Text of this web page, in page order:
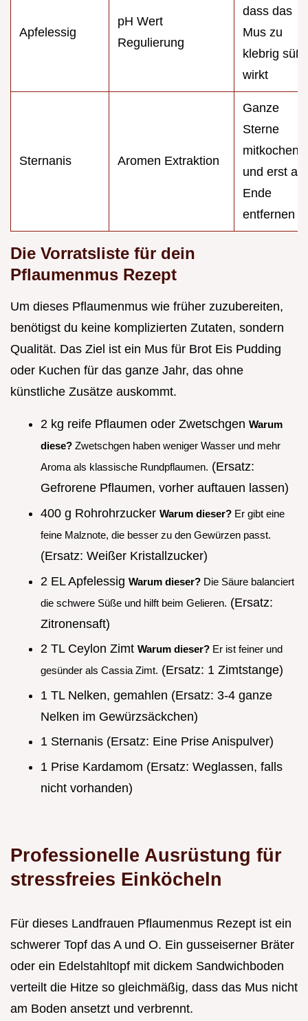
Apfelessig
pH Wert
Regulierung
dass das
Mus zu
klebrig süß
wirkt
Sternanis Aromen Extraktion
Ganze
Sterne
mitkochen
und erst am
Ende
entfernen
Die Vorratsliste für dein
Pflaumenmus Rezept
Um dieses Pflaumenmus wie früher zuzubereiten,
benötigst du keine komplizierten Zutaten, sondern
Qualität. Das Ziel ist ein Mus für Brot Eis Pudding
oder Kuchen für das ganze Jahr, das ohne
künstliche Zusätze auskommt.
2 kg reife Pflaumen oder Zwetschgen Warum
diese? Zwetschgen haben weniger Wasser und mehr
Aroma als klassische Rundpflaumen. (Ersatz:
Gefrorene Pflaumen, vorher auftauen lassen)
400 g Rohrohrzucker Warum dieser? Er gibt eine
feine Malznote, die besser zu den Gewürzen passt.
(Ersatz: Weißer Kristallzucker)
2 EL Apfelessig Warum dieser? Die Säure balanciert
die schwere Süße und hilft beim Gelieren. (Ersatz:
Zitronensaft)
2 TL Ceylon Zimt Warum dieser? Er ist feiner und
gesünder als Cassia Zimt. (Ersatz: 1 Zimtstange)
1 TL Nelken, gemahlen (Ersatz: 3-4 ganze
Nelken im Gewürzsäckchen)
1 Sternanis (Ersatz: Eine Prise Anispulver)
1 Prise Kardamom (Ersatz: Weglassen, falls
nicht vorhanden)
Professionelle Ausrüstung für
stressfreies Einköcheln
Für dieses Landfrauen Pflaumenmus Rezept ist ein
schwerer Topf das A und O. Ein gusseiserner Bräter
oder ein Edelstahltopf mit dickem Sandwichboden
verteilt die Hitze so gleichmäßig, dass das Mus nicht
am Boden ansetzt und verbrennt.